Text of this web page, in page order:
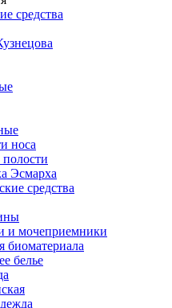
средства
носа
Эсмарха
средства
и мочеприемники
биоматериала
белье